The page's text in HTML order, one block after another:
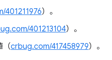
401211976）。
401213104）。
（crbug.com/417458979）。